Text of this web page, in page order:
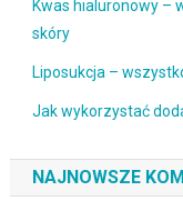
Kwas hialuronowy –
skóry
Liposukcja –
Jak wykorzystać
NAJNOWSZE